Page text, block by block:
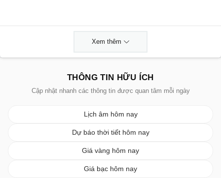
Xem thêm
THÔNG TIN HỮU ÍCH
Cập nhật nhanh các thông tin được quan tâm mỗi ngày
Lịch âm hôm nay
Dự báo thời tiết hôm nay
Giá vàng hôm nay
Giá bạc hôm nay